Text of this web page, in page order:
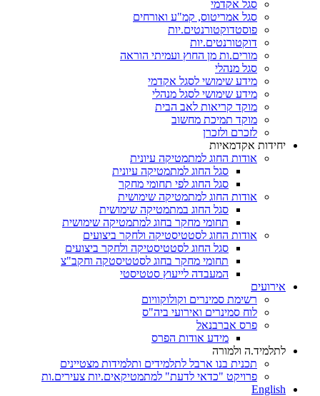
סגל אקדמי
סגל אמריטוס, קמ"ע ואורחים
פוסטדוקטורנטים.יות
דוקטורנטים.יות
מורים.ות מן החוץ ועמיתי הוראה
סגל מנהלי
מידע שימושי לסגל אקדמי
מידע שימושי לסגל מנהלי
מוקד קריאות לאב הבית
מוקד תמיכת מחשוב
לזכרם ולזכרן
יחידות אקדמאיות
אודות החוג למתמטיקה עיונית
סגל החוג למתמטיקה עיונית
סגל החוג לפי תחומי מחקר
אודות החוג למתמטיקה שימושית
סגל החוג במתמטיקה שימושית
תחומי מחקר בחוג למתמטיקה שימושית
אודות החוג לסטטיסטיקה ולחקר ביצועים
סגל החוג לסטטיסטיקה ולחקר ביצועים
תחומי מחקר בחוג לסטטיסטקה וחקב"צ
המעבדה לייעוץ סטטיסטי
אירועים
רשימת סמינרים וקולוקוויום
לוח סמינרים ואירועי ביה"ס
פרס אברבנאל
מידע אודות הפרס
לתלמיד.ה ולמורה
תכנית בנו ארבל לתלמידים ותלמידות מצטיינים
פרויקט "כדאי לדעת" למתמטיקאים.יות צעירים.ות
English